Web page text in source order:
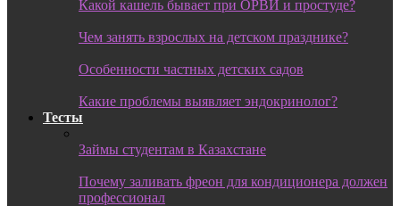
Какой кашель бывает при ОРВИ и простуде?
Чем занять взрослых на детском празднике?
Особенности частных детских садов
Какие проблемы выявляет эндокринолог?
Тесты
Займы студентам в Казахстане
Почему заливать фреон для кондиционера должен
профессионал